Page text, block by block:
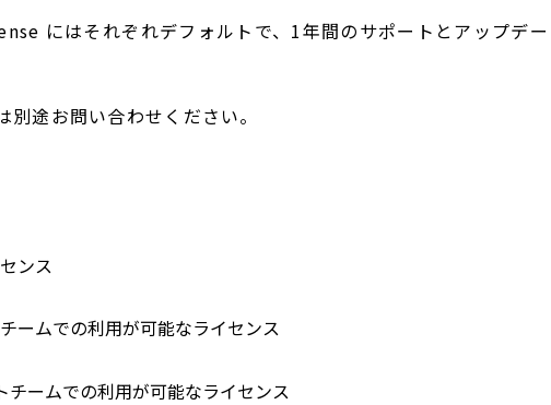
にはそれぞれデフォルトで、1年間のサポートとアップデ
途お問い合わせください。
ンス
ームでの利用が可能なライセンス
ームでの利用が可能なライセンス